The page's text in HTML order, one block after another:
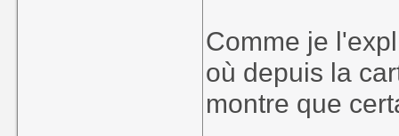
Comme je
où depuis la
montre que